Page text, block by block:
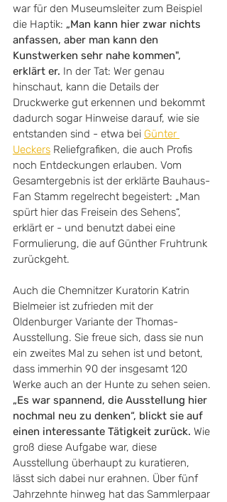
war für den Museumsleiter zum Beispiel
die Haptik: „Man kann hier zwar nichts
anfassen, aber man kann den
Kunstwerken sehr nahe kommen",
erklärt er. In der Tat: Wer genau
hinschaut, kann die Details der
Druckwerke gut erkennen und bekommt
dadurch sogar Hinweise darauf, wie sie
entstanden sind - etwa bei Günter
Ueckers Reliefgrafiken, die auch Profis
noch Entdeckungen erlauben. Vom
Gesamtergebnis ist der erklärte Bauhaus-
Fan Stamm regelrecht begeistert: „Man
spürt hier das Freisein des Sehens“,
erklärt er - und benutzt dabei eine
Formulierung, die auf Günther Fruhtrunk
zurückgeht.
Auch die Chemnitzer Kuratorin Katrin
Bielmeier ist zufrieden mit der
Oldenburger Variante der Thomas-
Ausstellung. Sie freue sich, dass sie nun
ein zweites Mal zu sehen ist und betont,
dass immerhin 90 der insgesamt 120
Werke auch an der Hunte zu sehen seien.
„Es war spannend, die Ausstellung hier
nochmal neu zu denken“, blickt sie auf
einen interessante Tätigkeit zurück. Wie
groß diese Aufgabe war, diese
Ausstellung überhaupt zu kuratieren,
lässt sich dabei nur erahnen. Über fünf
Jahrzehnte hinweg hat das Sammlerpaar